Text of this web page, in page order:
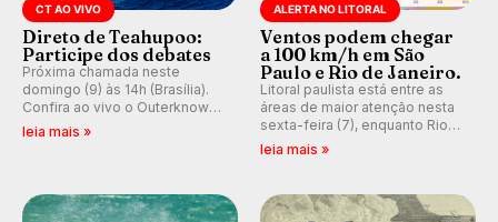
CT AO VIVO
Direto de Teahupoo:
Participe dos debates
Próxima chamada neste
domingo (9) às 14h (Brasília).
Confira ao vivo o Outerknown
Tahiti Pro 2026 e participe dos
leia mais »
ALERTA NO LITORAL
Ventos podem chegar
a 100 km/h em São
Paulo e Rio de Janeiro.
Litoral paulista está entre as
áreas de maior atenção nesta
sexta-feira (7), enquanto Rio
de Janeiro também recebe
km/h em Itanhaém.
leia mais »